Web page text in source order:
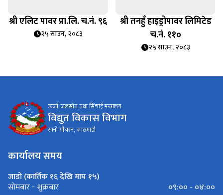
श्री एलिट पावर प्रा.लि. च.नं. ९६
२५ साउन, २०८३
श्री तनहुँ हाइड्रोपावर लिमिटेड
च.नं. ११०
२५ साउन, २०८३
ऊर्जा, जलस्रोत तथा सिंचाई मन्त्रालय
विद्युत विकास विभाग
सानो गौचरन, काठमाडौ
कार्यालय समय
जाडो (कार्तिक १६ देखि माघ १५)
सोमबार - शुक्रबार
०९:०० - ०४:००